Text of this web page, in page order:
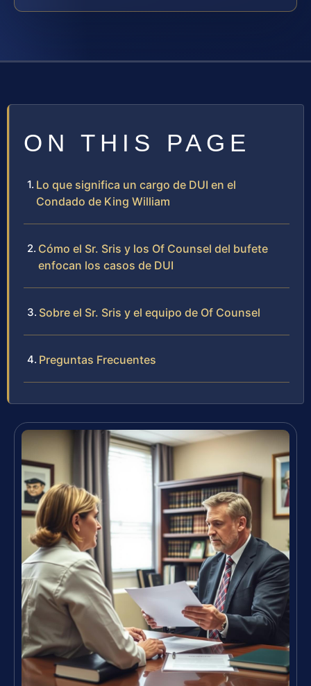
ON THIS PAGE
Lo que significa un cargo de DUI en el
Condado de King William
Cómo el Sr. Sris y los Of Counsel del bufete
enfocan los casos de DUI
Sobre el Sr. Sris y el equipo de Of Counsel
Preguntas Frecuentes